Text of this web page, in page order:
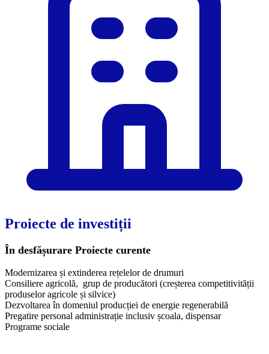
Proiecte de investiții
În desfășurare Proiecte curente
Modernizarea și extinderea rețelelor de drumuri
Consiliere agricolă, grup de producători (creșterea competitivității
produselor agricole și silvice)
Dezvoltarea în domeniul producției de energie regenerabilă
Pregatire personal administrație inclusiv școala, dispensar
Programe sociale